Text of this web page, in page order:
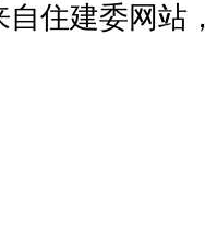
住建委网站